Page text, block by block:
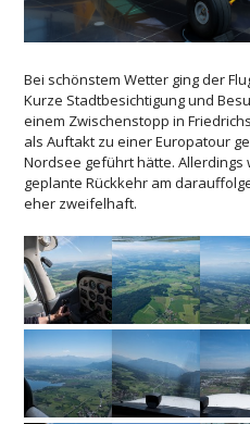
Bei schönstem Wetter ging der
Kurze Stadtbesichtigung und
einem Zwischenstopp in
als Auftakt zu einer Europatour
Nordsee geführt hätte.
geplante Rückkehr am
eher zweifelhaft.